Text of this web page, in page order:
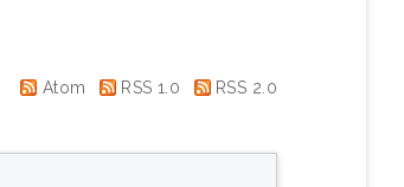
Atom RSS 1.0 RSS 2.0